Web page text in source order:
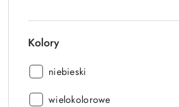
Kolory
Kolory:
niebieski
Kolory:
wielokolorowe